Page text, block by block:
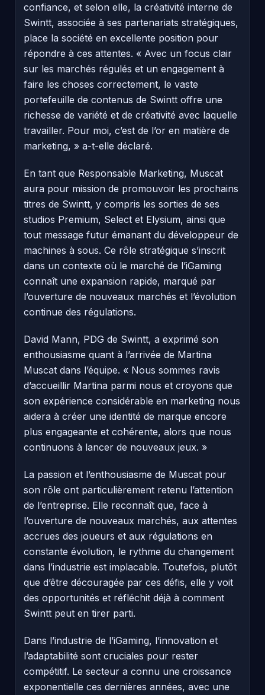
confiance, et selon elle, la créativité interne de
Swintt, associée à ses partenariats stratégiques,
place la société en excellente position pour
répondre à ces attentes. « Avec un focus clair
sur les marchés régulés et un engagement à
faire les choses correctement, le vaste
portefeuille de contenus de Swintt offre une
richesse de variété et de créativité avec laquelle
travailler. Pour moi, c’est de l’or en matière de
marketing, » a-t-elle déclaré.
En tant que Responsable Marketing, Muscat
aura pour mission de promouvoir les prochains
titres de Swintt, y compris les sorties de ses
studios Premium, Select et Elysium, ainsi que
tout message futur émanant du développeur de
machines à sous. Ce rôle stratégique s’inscrit
dans un contexte où le marché de l’iGaming
connaît une expansion rapide, marqué par
l’ouverture de nouveaux marchés et l’évolution
continue des régulations.
David Mann, PDG de Swintt, a exprimé son
enthousiasme quant à l’arrivée de Martina
Muscat dans l’équipe. « Nous sommes ravis
d’accueillir Martina parmi nous et croyons que
son expérience considérable en marketing nous
aidera à créer une identité de marque encore
plus engageante et cohérente, alors que nous
continuons à lancer de nouveaux jeux. »
La passion et l’enthousiasme de Muscat pour
son rôle ont particulièrement retenu l’attention
de l’entreprise. Elle reconnaît que, face à
l’ouverture de nouveaux marchés, aux attentes
accrues des joueurs et aux régulations en
constante évolution, le rythme du changement
dans l’industrie est implacable. Toutefois, plutôt
que d’être découragée par ces défis, elle y voit
des opportunités et réfléchit déjà à comment
Swintt peut en tirer parti.
Dans l’industrie de l’iGaming, l’innovation et
l’adaptabilité sont cruciales pour rester
compétitif. Le secteur a connu une croissance
exponentielle ces dernières années, avec une